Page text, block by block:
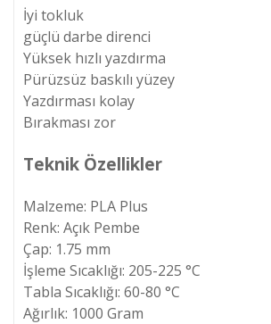
İyi tokluk
güçlü darbe direnci
Yüksek hızlı yazdırma
Pürüzsüz baskılı yüzey
Yazdırması kolay
Bırakması zor
Teknik Özellikler
Malzeme: PLA Plus
Renk: Açık Pembe
Çap: 1.75 mm
İşleme Sıcaklığı: 205-225 °C
Tabla Sıcaklığı: 60-80 °C
Ağırlık: 1000 Gram